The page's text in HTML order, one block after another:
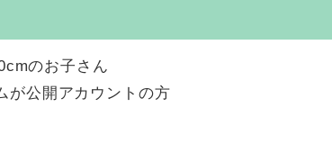
のお子さん
が公開アカウントの方